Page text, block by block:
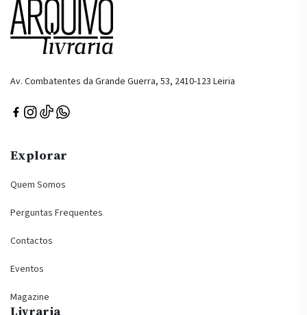
Av. Combatentes da Grande Guerra, 53, 2410-123 Leiria
Explorar
Quem Somos
Perguntas Frequentes
Contactos
Eventos
Magazine
Livraria